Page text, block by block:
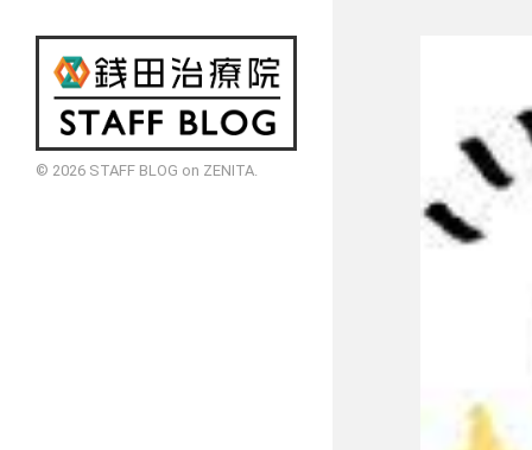
© 2026 STAFF BLOG on ZENITA.